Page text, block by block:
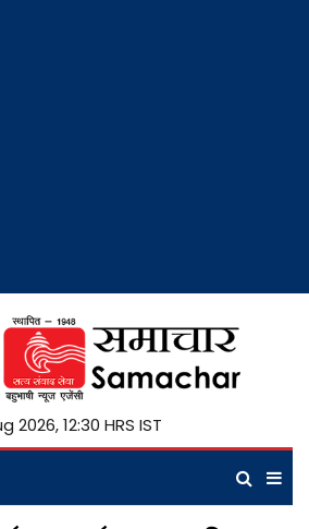
2026, 12:30 HRS IST